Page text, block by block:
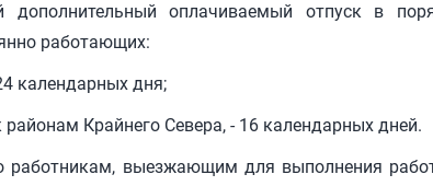
дополнительный оплачиваемый отпуск в
работающих:
календарных дня;
Крайнего Севера, - 16 календарных дней.
выезжающим для выполнения